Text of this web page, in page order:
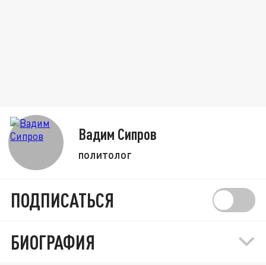
Вадим Сипров
политолог
ПОДПИСАТЬСЯ
БИОГРАФИЯ